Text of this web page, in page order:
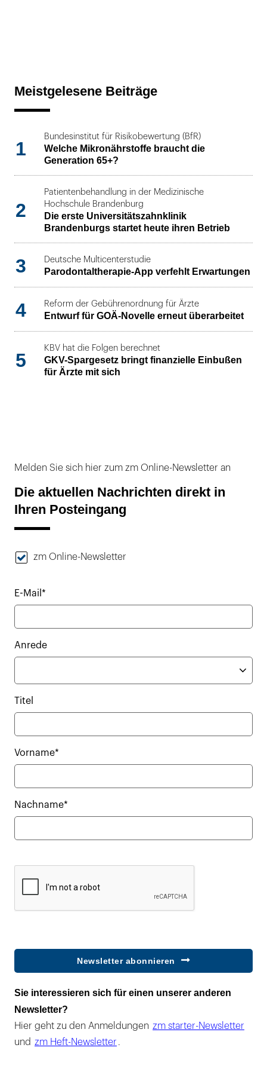
Meistgelesene Beiträge
1
Bundesinstitut für Risikobewertung (BfR)
Welche Mikronährstoffe braucht die
Generation 65+?
2
Patientenbehandlung in der Medizinische
Hochschule Brandenburg
Die erste Universitätszahnklinik
Brandenburgs startet heute ihren Betrieb
3 Deutsche Multicenterstudie
Parodontaltherapie-App verfehlt Erwartungen
4 Reform der Gebührenordnung für Ärzte
Entwurf für GOÄ-Novelle erneut überarbeitet
5
KBV hat die Folgen berechnet
GKV-Spargesetz bringt finanzielle Einbußen
für Ärzte mit sich
Melden Sie sich hier zum zm Online-Newsletter an
Die aktuellen Nachrichten direkt in
Ihren Posteingang
zm Online-Newsletter
E-Mail*
Anrede
Titel
Vorname*
Nachname*
Newsletter abonnieren
Sie interessieren sich für einen unserer anderen
Newsletter?
Hier geht zu den Anmeldungen zm starter-Newsletter
und zm Heft-Newsletter .